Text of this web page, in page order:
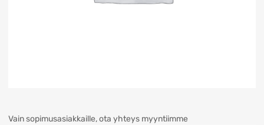
Vain sopimusasiakkaille, ota yhteys myyntiimme